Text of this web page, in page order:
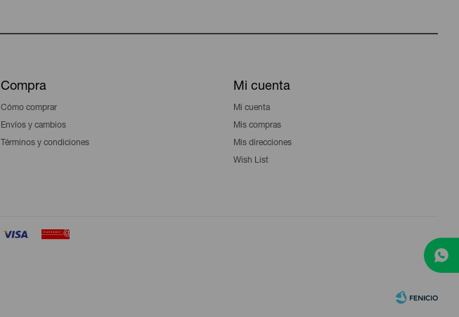
Compra
Cómo comprar
Envíos y cambios
Términos y condiciones
Mi cuenta
Mi cuenta
Mis compras
Mis direcciones
Wish List